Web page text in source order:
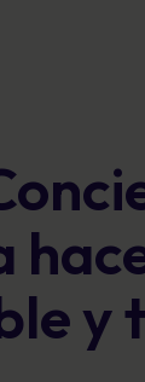
y